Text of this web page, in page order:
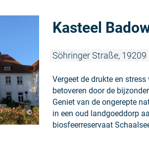
©
Kasteel
Söhringer Straße, 19209
Vergeet de drukte en
betoveren door de
Geniet van de ongerepte
in een oud landgoeddorp
biosfeerreservaat